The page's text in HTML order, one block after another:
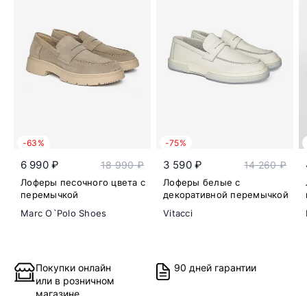
-63%
6 990 ₽ 18 990 ₽
Лоферы песочного цвета с
перемычкой
Marc O`Polo Shoes
-75%
3 590 ₽ 14 260 ₽
Лоферы белые с
декоративной перемычкой
Vitacci
Покупки онлайн
или в розничном
90 дней гарантии